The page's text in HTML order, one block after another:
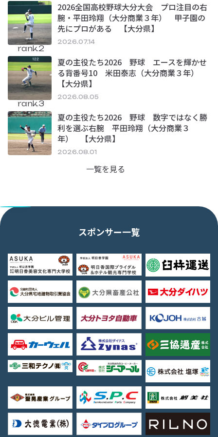
2026全国高校野球大分大会 プロ注目の右
腕・平田玲翔（大分商業３年） 甲子園の
先にプロがある 【大分県】
2026.07.14
rank.2
夏の主役たち2026 野球 エースを輝かせ
る背番号10 米田泰志（大分商業３年）
【大分県】
2026.08.05
rank.3
夏の主役たち2026 野球 数字ではなく勝
利を選ぶ右腕 平田玲翔（大分商業３
年） 【大分県】
2026.08.01
一覧を見る
スポンサー一覧